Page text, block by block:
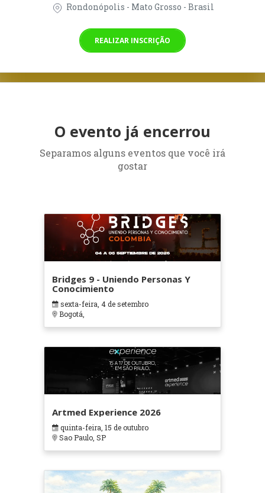
Rondonópolis - Mato Grosso - Brasil
REALIZAR INSCRIÇÃO
O evento já encerrou
Separamos alguns eventos que você irá
gostar
Bridges 9 - Uniendo Personas Y
Conocimiento
sexta-feira, 4 de setembro
Bogotá,
Artmed Experience 2026
quinta-feira, 15 de outubro
Sao Paulo, SP